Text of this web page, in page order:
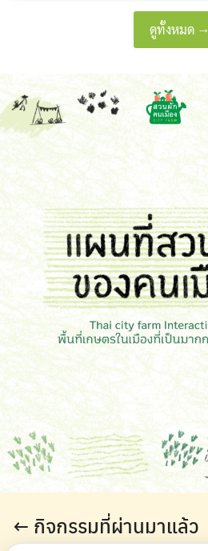
ดูทั้งหมด →
← กิจกรรมที่ผ่านมาแล้ว